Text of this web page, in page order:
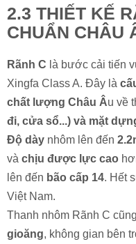
2.3 THIẾT KẾ
CHUẨN CHÂU
Rãnh C là bước cải tiến
Xingfa Class A. Đây là
chất lượng Châu Âu về
đi, cửa sổ...) và mặt
Độ dày nhôm lên đến
và chịu được lực cao
lên đến bão cấp 14. Hết
Việt Nam.
Thanh nhôm Rãnh C cũng
gioăng, không gian bên